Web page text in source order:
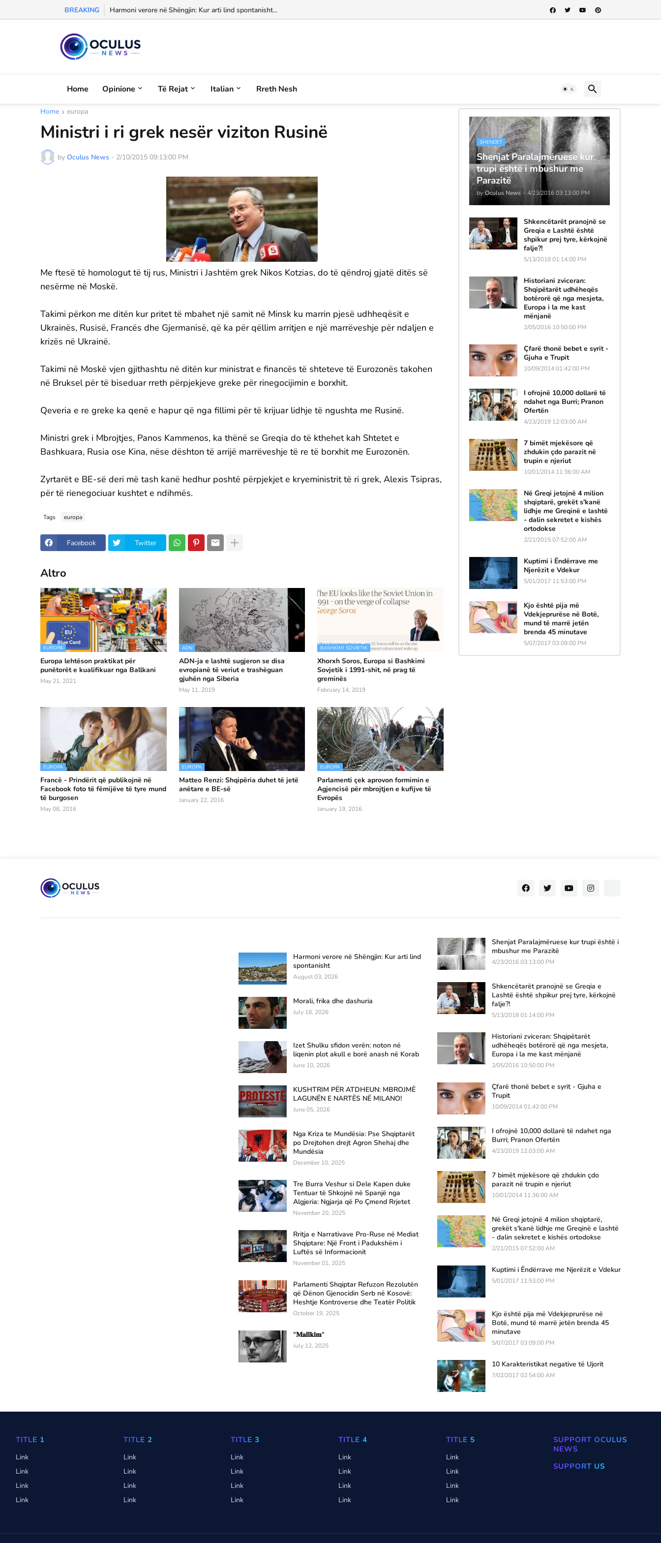
BREAKING Harmoni verore në Shëngjin: Kur arti lind spontanisht...
Morali, frika dhe dashuria...
Home Opinione Të Rejat Italian Rreth Nesh
Home europa
Ministri i ri grek nesër viziton Rusinë
by Oculus News - 2/10/2015 09:13:00 PM
Me ftesë të homologut të tij rus, Ministri i Jashtëm grek Nikos Kotzias, do të qëndroj gjatë ditës së
nesërme në Moskë.
Takimi përkon me ditën kur pritet të mbahet një samit në Minsk ku marrin pjesë udhheqësit e
Ukrainës, Rusisë, Francës dhe Gjermanisë, që ka për qëllim arritjen e një marrëveshje për ndaljen e
krizës në Ukrainë.
Takimi në Moskë vjen gjithashtu në ditën kur ministrat e financës të shteteve të Eurozonës takohen
në Bruksel për të biseduar rreth përpjekjeve greke për rinegocijimin e borxhit.
Qeveria e re greke ka qenë e hapur që nga fillimi për të krijuar lidhje të ngushta me Rusinë.
Ministri grek i Mbrojtjes, Panos Kammenos, ka thënë se Greqia do të kthehet kah Shtetet e
Bashkuara, Rusia ose Kina, nëse dështon të arrijë marrëveshje të re të borxhit me Eurozonën.
Zyrtarët e BE-së deri më tash kanë hedhur poshtë përpjekjet e kryeministrit të ri grek, Alexis Tsipras,
për të rienegociuar kushtet e ndihmës.
Tags europa
Facebook Twitter
Altro
EUROPA
Europa lehtëson praktikat për
punëtorët e kualifikuar nga Ballkani
May 21, 2021
ADN
ADN-ja e lashtë sugjeron se disa
evropianë të veriut e trashëguan
gjuhën nga Siberia
May 11, 2019
BASHKIMI SOVJETIK
Xhorxh Soros, Europa si Bashkimi
Sovjetik i 1991-shit, në prag të
greminës
February 14, 2019
EUROPA
Francë - Prindërit që publikojnë në
Facebook foto të fëmijëve të tyre mund
të burgosen
May 08, 2016
EUROPA
Matteo Renzi: Shqipëria duhet të jetë
anëtare e BE-së
January 22, 2016
EUROPA
Parlamenti çek aprovon formimin e
Agjencisë për mbrojtjen e kufijve të
Evropës
January 19, 2016
SHENDET
Shenjat Paralajmëruese kur
trupi është i mbushur me
Parazitë
by Oculus News - 4/23/2016 03:13:00 PM
Shkencëtarët pranojnë se
Greqia e Lashtë është
shpikur prej tyre, kërkojnë
falje?!
5/13/2018 01:14:00 PM
Historiani zviceran:
Shqipëtarët udhëheqës
botërorë që nga mesjeta,
Europa i la me kast
mënjanë
2/05/2016 10:50:00 PM
Çfarë thonë bebet e syrit -
Gjuha e Trupit
10/09/2014 01:42:00 PM
I ofrojnë 10,000 dollarë të
ndahet nga Burri; Pranon
Ofertën
4/23/2019 12:03:00 AM
7 bimët mjekësore që
zhdukin çdo parazit në
trupin e njeriut
10/01/2014 11:36:00 AM
Në Greqi jetojnë 4 milion
shqiptarë, grekët s'kanë
lidhje me Greqinë e lashtë
- dalin sekretet e kishës
ortodokse
2/21/2015 07:52:00 AM
Kuptimi i Ëndërrave me
Njerëzit e Vdekur
5/01/2017 11:53:00 PM
Kjo është pija më
Vdekjeprurëse në Botë,
mund të marrë jetën
brenda 45 minutave
5/07/2017 03:09:00 PM
Harmoni verore në Shëngjin: Kur arti lind
spontanisht
August 03, 2026
Morali, frika dhe dashuria
July 18, 2026
Izet Shulku sfidon verën: noton në
liqenin plot akull e borë anash në Korab
June 10, 2026
KUSHTRIM PËR ATDHEUN: MBROJMË
LAGUNËN E NARTËS NË MILANO!
June 05, 2026
Nga Kriza te Mundësia: Pse Shqiptarët
po Drejtohen drejt Agron Shehaj dhe
Mundësia
December 10, 2025
Tre Burra Veshur si Dele Kapen duke
Tentuar të Shkojnë në Spanjë nga
Algjeria: Ngjarja që Po Çmend Rrjetet
November 20, 2025
Rritja e Narrativave Pro-Ruse në Mediat
Shqiptare: Një Front i Padukshëm i
Luftës së Informacionit
November 01, 2025
Parlamenti Shqiptar Refuzon Rezolutën
që Dënon Gjenocidin Serb në Kosovë:
Heshtje Kontroverse dhe Teatër Politik
October 19, 2025
"𝐌𝐚𝐥𝐥𝐤𝐢𝐦"
July 12, 2025
Shenjat Paralajmëruese kur trupi është i
mbushur me Parazitë
4/23/2016 03:13:00 PM
Shkencëtarët pranojnë se Greqia e
Lashtë është shpikur prej tyre, kërkojnë
falje?!
5/13/2018 01:14:00 PM
Historiani zviceran: Shqipëtarët
udhëheqës botërorë që nga mesjeta,
Europa i la me kast mënjanë
2/05/2016 10:50:00 PM
Çfarë thonë bebet e syrit - Gjuha e
Trupit
10/09/2014 01:42:00 PM
I ofrojnë 10,000 dollarë të ndahet nga
Burri; Pranon Ofertën
4/23/2019 12:03:00 AM
7 bimët mjekësore që zhdukin çdo
parazit në trupin e njeriut
10/01/2014 11:36:00 AM
Në Greqi jetojnë 4 milion shqiptarë,
grekët s'kanë lidhje me Greqinë e lashtë
- dalin sekretet e kishës ortodokse
2/21/2015 07:52:00 AM
Kuptimi i Ëndërrave me Njerëzit e Vdekur
5/01/2017 11:53:00 PM
Kjo është pija më Vdekjeprurëse në
Botë, mund të marrë jetën brenda 45
minutave
5/07/2017 03:09:00 PM
10 Karakteristikat negative të Ujorit
7/02/2017 02:54:00 AM
TITLE 1
Link
Link
Link
Link
TITLE 2
Link
Link
Link
Link
TITLE 3
Link
Link
Link
Link
TITLE 4
Link
Link
Link
Link
TITLE 5
Link
Link
Link
Link
SUPPORT OCULUS
NEWS
SUPPORT US